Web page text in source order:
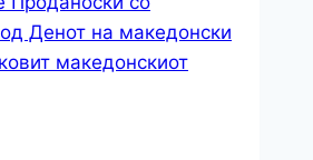
Денот на македонски
македонскиот